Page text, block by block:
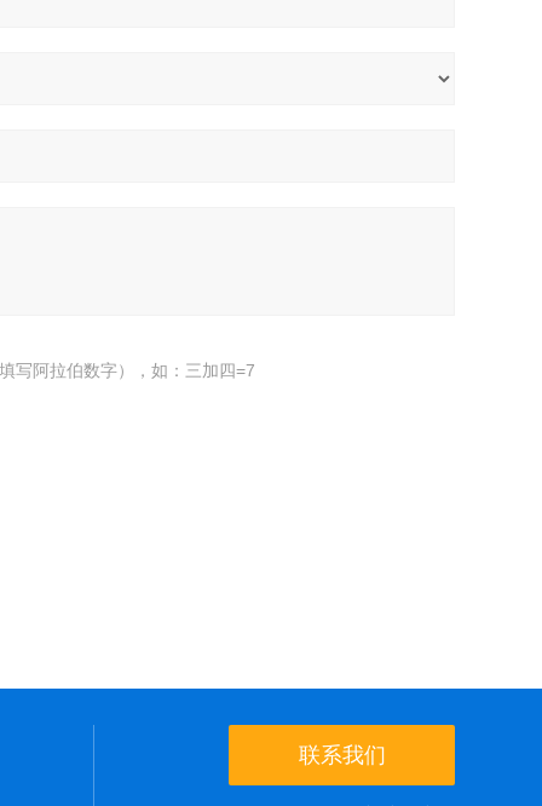
写阿拉伯数字），如：三加四=7
联系我们